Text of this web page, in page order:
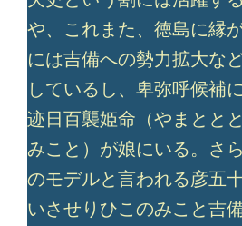
や、これまた、徳島に縁
には吉備への勢力拡大な
しているし、卑弥呼候補
迹日百襲姫命（やまとと
みこと）が娘にいる。さ
のモデルと言われる彦五
いさせりひこのみこと吉